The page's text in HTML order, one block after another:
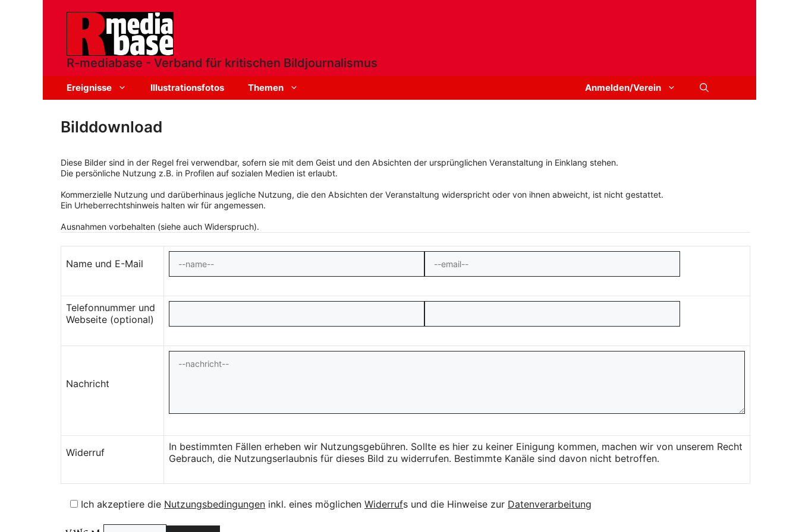
R-mediabase - Verband für kritischen Bildjournalismus
Ereignisse Illustrationsfotos Themen Anmelden/Verein
Bilddownload
Diese Bilder sind in der Regel frei verwendbar, sofern sie mit dem Geist und den Absichten der ursprünglichen Veranstaltung in Einklang stehen.
Die persönliche Nutzung z.B. in Profilen auf sozialen Medien ist erlaubt.
Kommerzielle Nutzung und darüberhinaus jegliche Nutzung, die den Absichten der Veranstaltung widerspricht oder von ihnen abweicht, ist nicht gestattet.
Ein Urheberrechtshinweis halten wir für angemessen.
Ausnahmen vorbehalten (siehe auch Widerspruch).
Name und E-Mail
Telefonnummer und
Webseite (optional)
Nachricht
Widerruf
In bestimmten Fällen erheben wir Nutzungsgebühren. Sollte es hier zu keiner Einigung kommen, machen wir von unserem Recht
Gebrauch, die Nutzungserlaubnis für dieses Bild zu widerrufen. Bestimmte Kanäle sind davon nicht betroffen.
Ich akzeptiere die Nutzungsbedingungen inkl. eines möglichen Widerrufs und die Hinweise zur Datenverarbeitung